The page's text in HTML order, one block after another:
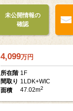
24時間ゴミ出し可
未公開情報の
確認
4,099 万
所在階
1F
間取り 1LDK+WIC